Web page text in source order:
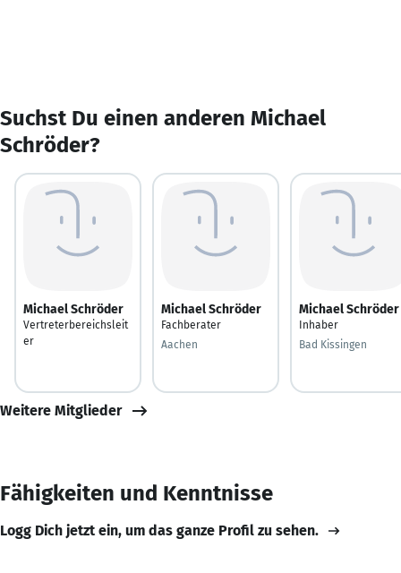
Suchst Du einen anderen Michael
Schröder?
Michael Schröder
Vertreterbereichsleit
er
Michael Schröder
Fachberater
Aachen
Michael Schröder
Inhaber
Bad Kissingen
Weitere Mitglieder
Fähigkeiten und Kenntnisse
Logg Dich jetzt ein, um das ganze Profil zu sehen.